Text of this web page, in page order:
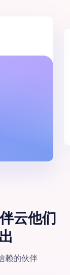
云他们
赖的伙伴